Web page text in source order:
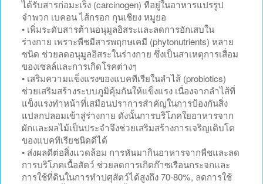
ได้รับสารก่อมะเร็ง (carcinogen) ที่อยู่ในอาหารแปรรูป
จำพวก เบคอน ไส้กรอก กุนเชียง หมูยอ
• เพิ่มระดับสารต้านอนุมูลอิสระและลดการอักเสบใน
ร่างกาย เพราะพืชมีสารพฤกษเคมี (phytonutrients) หลาย
ชนิด ช่วยลดอนุมูลอิสระในร่างกาย ซึ่งเป็นสาเหตุการเสื่อม
ของเซลล์และการเกิดโรคต่างๆ
• เสริมความแข็งแรงของแบคทีเรียในลำไส้ (probiotics)
ช่วยเสริมสร้างระบบภูมิคุ้มกันให้แข็งแรง เนื่องจากลำไส้ที่
แข็งแรงทำหน้าที่เสมือนปราการสำคัญในการป้องกันสิ่ง
แปลกปลอมเข้าสู่ร่างกาย ดังนั้นการบริโภคใยอาหารจาก
ผักและผลไม้เป็นประจำจึงช่วยเสริมสร้างการเจริญเติบโต
ของแบคทีเรียชนิดดีได้
• ส่งผลดีต่อสิ่งแวดล้อม การหันมากินอาหารจากพืชและลด
การบริโภคเนื้อสัตว์ ช่วยลดการเกิดก๊าซเรือนกระจกและ
การใช้ที่ดินในการทำปศุสัตว์ได้สูงถึง 70-80%, ลดการใช้